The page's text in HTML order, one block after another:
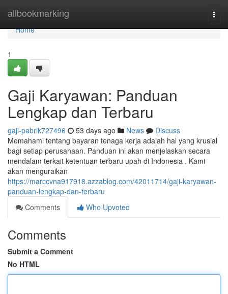
allbookmarking
Home
Home
1
Gaji Karyawan: Panduan
Lengkap dan Terbaru
gaji-pabrik727496 53 days ago News
Discuss
Memahami tentang bayaran tenaga kerja adalah hal yang krusial
bagi setiap perusahaan. Panduan ini akan menjelaskan secara
mendalam terkait ketentuan terbaru upah di Indonesia . Kami
akan menguraikan
https://marccvna917918.azzablog.com/42011714/gaji-karyawan-
panduan-lengkap-dan-terbaru
Comments
Who Upvoted
Comments
Submit a Comment
No HTML